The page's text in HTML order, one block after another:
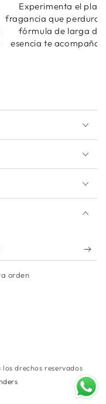
Experimenta el
fragancia que perdura.
fórmula de larga
esencia te acompaña
orden
los drechos reservados